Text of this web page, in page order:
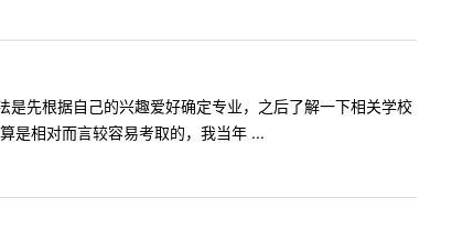
先根据自己的兴趣爱好确定专业，之后了解一下相关学校
是相对而言较容易考取的，我当年 ...